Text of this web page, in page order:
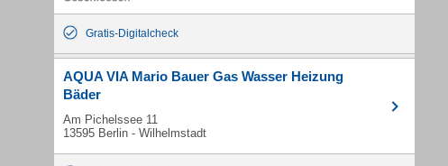
Gratis-Digitalcheck
AQUA VIA Mario Bauer Gas Wasser Heizung
Bäder
Am Pichelssee 11
13595 Berlin - Wilhelmstadt